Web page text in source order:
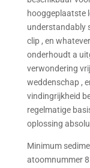
hooggeplaatste
understandably
clip , en
onderhoudt a
verwondering
weddenschap ,
vindingrijkheid
regelmatige
oplossing
Minimum
atoomnummer